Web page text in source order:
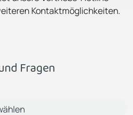
Kontaktmöglichkeiten.
Fragen